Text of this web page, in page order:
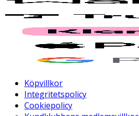
Köpvillkor
Integritetspolicy
Cookiepolicy